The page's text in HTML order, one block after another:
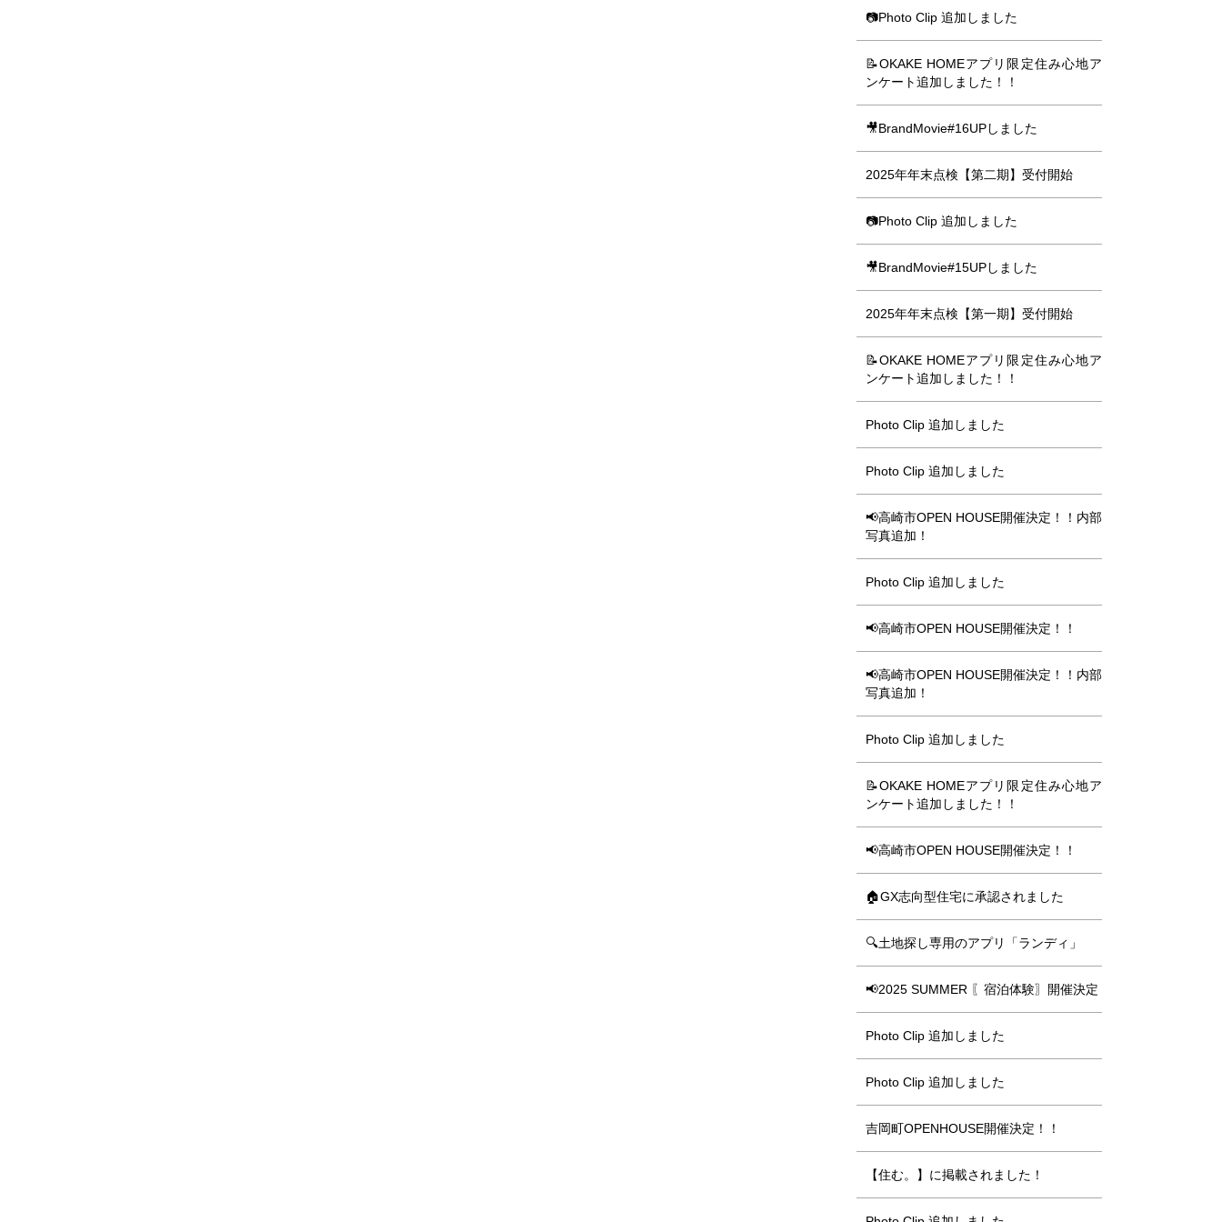
📷Photo Clip 追加しました
📝OKAKE HOMEアプリ限定住み心地ア
ンケート追加しました！！
🎥BrandMovie#16UPしました
2025年年末点検【第二期】受付開始
📷Photo Clip 追加しました
🎥BrandMovie#15UPしました
2025年年末点検【第一期】受付開始
📝OKAKE HOMEアプリ限定住み心地ア
ンケート追加しました！！
Photo Clip 追加しました
Photo Clip 追加しました
📢高崎市OPEN HOUSE開催決定！！内部
写真追加！
Photo Clip 追加しました
📢高崎市OPEN HOUSE開催決定！！
📢高崎市OPEN HOUSE開催決定！！内部
写真追加！
Photo Clip 追加しました
📝OKAKE HOMEアプリ限定住み心地ア
ンケート追加しました！！
📢高崎市OPEN HOUSE開催決定！！
🏠GX志向型住宅に承認されました
🔍土地探し専用のアプリ「ランディ」
📢2025 SUMMER 〖宿泊体験〗開催決定
Photo Clip 追加しました
Photo Clip 追加しました
吉岡町OPENHOUSE開催決定！！
【住む。】に掲載されました！